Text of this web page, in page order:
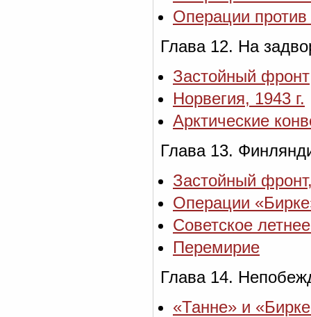
Операции против
Глава 12. На
Застойный фронт
Норвегия, 1943 г.
Арктические
Глава 13.
Застойный
Операции
Советское
Перемирие
Глава 14.
«Танне» и